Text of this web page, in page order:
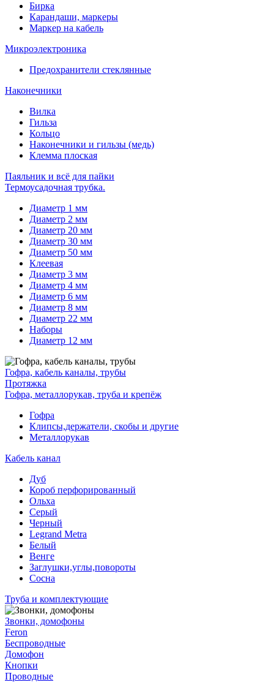
Бирка
Карандаши, маркеры
Маркер на кабель
Микроэлектроника
Предохранители стеклянные
Наконечники
Вилка
Гильза
Кольцо
Наконечники и гильзы (медь)
Клемма плоская
Паяльник и всё для пайки
Термоусадочная трубка.
Диаметр 1 мм
Диаметр 2 мм
Диаметр 20 мм
Диаметр 30 мм
Диаметр 50 мм
Клеевая
Диаметр 3 мм
Диаметр 4 мм
Диаметр 6 мм
Диаметр 8 мм
Диаметр 22 мм
Наборы
Диаметр 12 мм
Гофра, кабель каналы, трубы
Протяжка
Гофра, металлорукав, труба и крепёж
Гофра
Клипсы,держатели, скобы и другие
Металлорукав
Кабель канал
Дуб
Короб перфорированный
Ольха
Серый
Черный
Legrand Metra
Белый
Венге
Заглушки,углы,повороты
Сосна
Труба и комплектующие
Звонки, домофоны
Feron
Беспроводные
Домофон
Кнопки
Проводные